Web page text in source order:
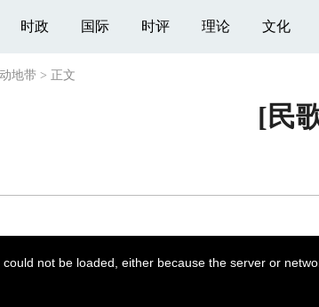
时政 国际 时评 理论 文化
地带 > 正文
[民
not be loaded, either because the server or